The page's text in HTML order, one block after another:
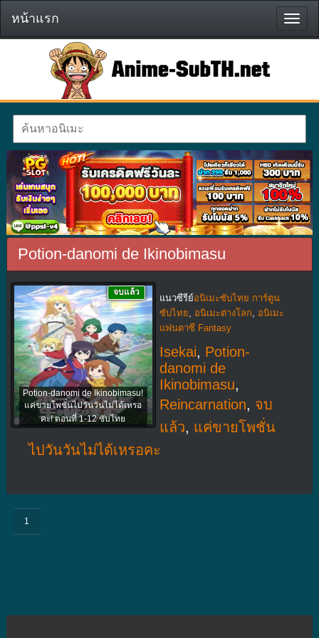
หน้า
แรก
หน้าแรก
Potion-danomi de Ikinobimasu
Potion-danomi de Ikinobimasu!
แค่ขายโพชั่นไปวันวันไม่ได้เหรอ
คะ! ตอนที่ 1-12 ซับไทย
จบแล้ว
แนวซีรีย์อนิเมะซับไทย การ์ตูน
ซับไทย
อนิเมะต่างโลก
อนิเมะ
แฟนตาซี Fantasy
Isekai, Potion-
danomi de
Ikinobimasu,
Reincarnation, จบ
แล้ว, แค่ขายโพชั่น
ไปวันวันไม่ได้เหรอคะ
1